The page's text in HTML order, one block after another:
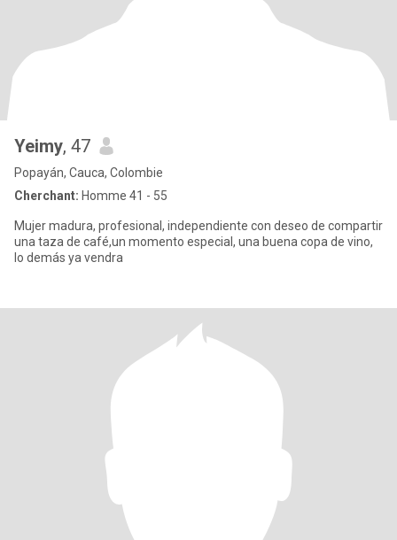
Yeimy, 47
Popayán, Cauca, Colombie
Cherchant: Homme 41 - 55
Mujer madura, profesional, independiente con deseo de compartir
una taza de café,un momento especial, una buena copa de vino,
lo demás ya vendra